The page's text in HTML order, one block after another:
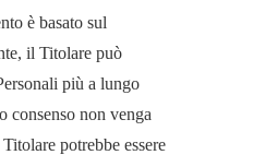
è basato sul
il Titolare può
più a lungo
consenso non venga
potrebbe essere